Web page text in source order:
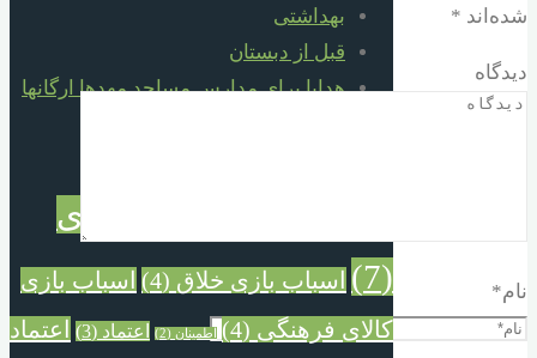
شده‌اند *
دیدگاه
نام*
بهداشتی
قبل از دبستان
هدایا برای مدارس مساجد مهدها ارگانها
اسباب بازی
(7)
اسباب بازی خلاق (4)
اسباب بازی
کالای فرهنگی (4) اطمینان (2) اعتماد (3)
اعتماد